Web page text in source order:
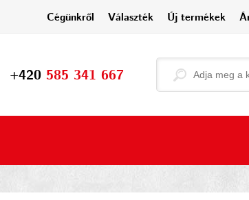
Cégünkről Választék Új termékek
+420585 341 667